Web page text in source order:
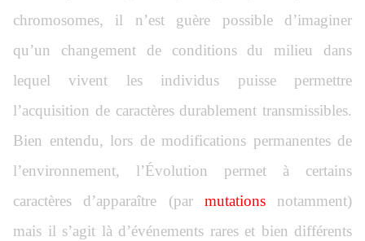
chromosomes, il n’est guère possible d’imaginer
qu’un changement de conditions du milieu dans
lequel vivent les individus puisse permettre
l’acquisition de caractères durablement transmissibles.
Bien entendu, lors de modifications permanentes de
l’environnement, l’Évolution permet à certains
caractères d’apparaître (par mutationsnotamment)
mais il s’agit là d’événements rares et bien différents